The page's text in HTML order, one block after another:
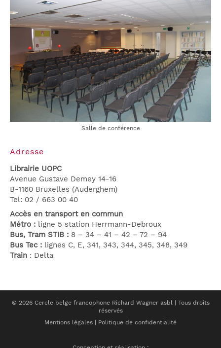
Salle de conférence
Adresse
Librairie UOPC
Avenue Gustave Demey 14-16
B-1160 Bruxelles (Auderghem)
Tel: 02 / 663 00 40
Accès en transport en commun
Métro : ligne 5 station Herrmann-Debroux
Bus, Tram STIB : 8 – 34 – 41 – 42 – 72 – 94
Bus Tec : lignes C, E, 341, 343, 344, 345, 348, 349
Train : Delta
© 2026 Cercle belge francophone Richard Wagner asbl | Tous droits
réservés
Mentions légales | Politique de confidentialité